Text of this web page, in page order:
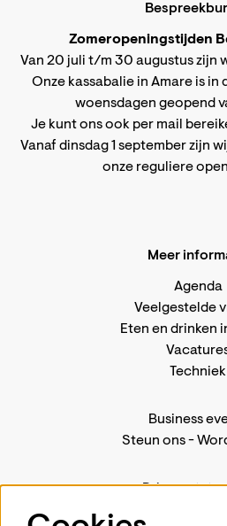
Zomeropeningstijden
Van 20 juli t/m 30 augustus zijn
Onze kassabalie in Amare is in
woensdagen geopend
Je kunt ons ook per mail
Vanaf dinsdag 1 september zijn
onze reguliere
Meer
Agenda
Veelgestelde
Eten en drinken
Techniek
Business
Steun ons-